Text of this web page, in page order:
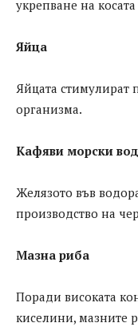
укрепване на
Яйца
Яйцата стимулират
организма.
Кафяви морски
Желязото във
производство на
Мазна риба
Поради високата
киселини, мазните